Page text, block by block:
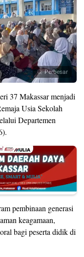
Perbesar
37 Makassar menjadi
Usia Sekolah
Departemen
pembinaan generasi
keagamaan,
bagi peserta didik di